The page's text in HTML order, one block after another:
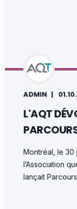
ADMIN
L'AQT
Montréal, le 30
l’Association
lançait